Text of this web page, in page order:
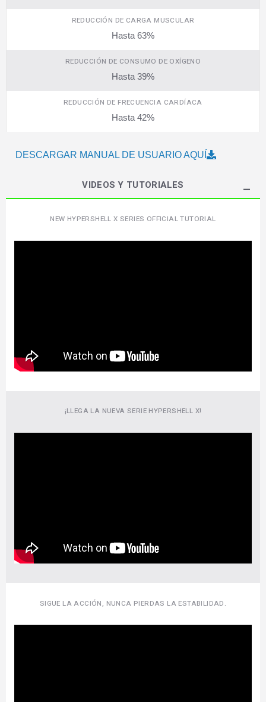
REDUCCIÓN DE CARGA MUSCULAR
Hasta 63%
REDUCCIÓN DE CONSUMO DE OXÍGENO
Hasta 39%
REDUCCIÓN DE FRECUENCIA CARDÍACA
Hasta 42%
DESCARGAR MANUAL DE USUARIO AQUÍ
VIDEOS Y TUTORIALES
NEW HYPERSHELL X SERIES OFFICIAL TUTORIAL
¡LLEGA LA NUEVA SERIE HYPERSHELL X!
SIGUE LA ACCIÓN, NUNCA PIERDAS LA ESTABILIDAD.